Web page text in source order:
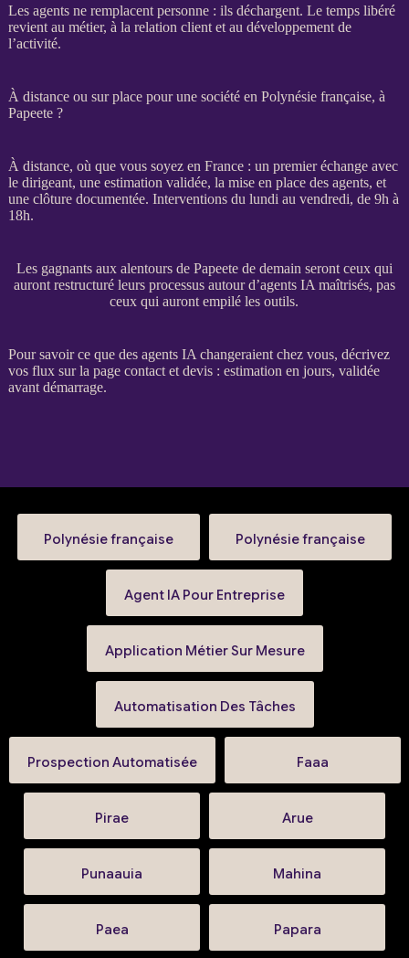
Les agentsne remplacent personne : ils déchargent. Le temps libéré
revient au métier, à la relation client et au développementde
l’activité.
À distance ou sur place pour une société en Polynésie française, à
Papeete ?
À distance, où que vous soyez en France : un premier échange avec
le dirigeant, une estimation validée, la mise en place des agents, et
une clôture documentée. Interventions du lundi au vendredi, de 9h à
18h.
Les gagnants aux alentours de Papeete de demain seront ceux qui
auront restructuré leurs processus autour d’agents IA maîtrisés, pas
ceux qui auront empilé les outils.
Pour savoir ce que des agents IA changeraient chez vous, décrivez
vos fluxsur la page contact et devis: estimation en jours, validée
avant démarrage.
Polynésie française Polynésie française
Agent IA Pour Entreprise
Application Métier Sur Mesure
Automatisation Des Tâches
Prospection Automatisée Faaa
Pirae Arue
Punaauia Mahina
Paea Papara